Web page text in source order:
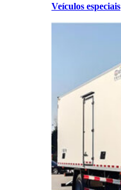
Veículos especiais